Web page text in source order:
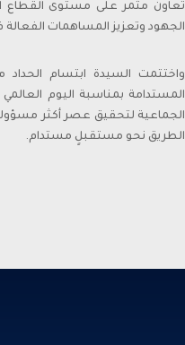
تعاون مثمر على مستوى القطاع
الجهود وتعزيز المساهمات الفعالة
واختتمت السيدة ابتسام الحداد
المستدامة بمناسبة اليوم
الجماعية لتحقيق عصر أكثر
الطريق نحو مستقبلٍ مستدام.
specifically from 2005
Bank of Kuwait in
with Kuwait Petroleum
of Corporate Planner.
Al Sabah graduated with
from Maastricht
with a major in Finance
of America in May